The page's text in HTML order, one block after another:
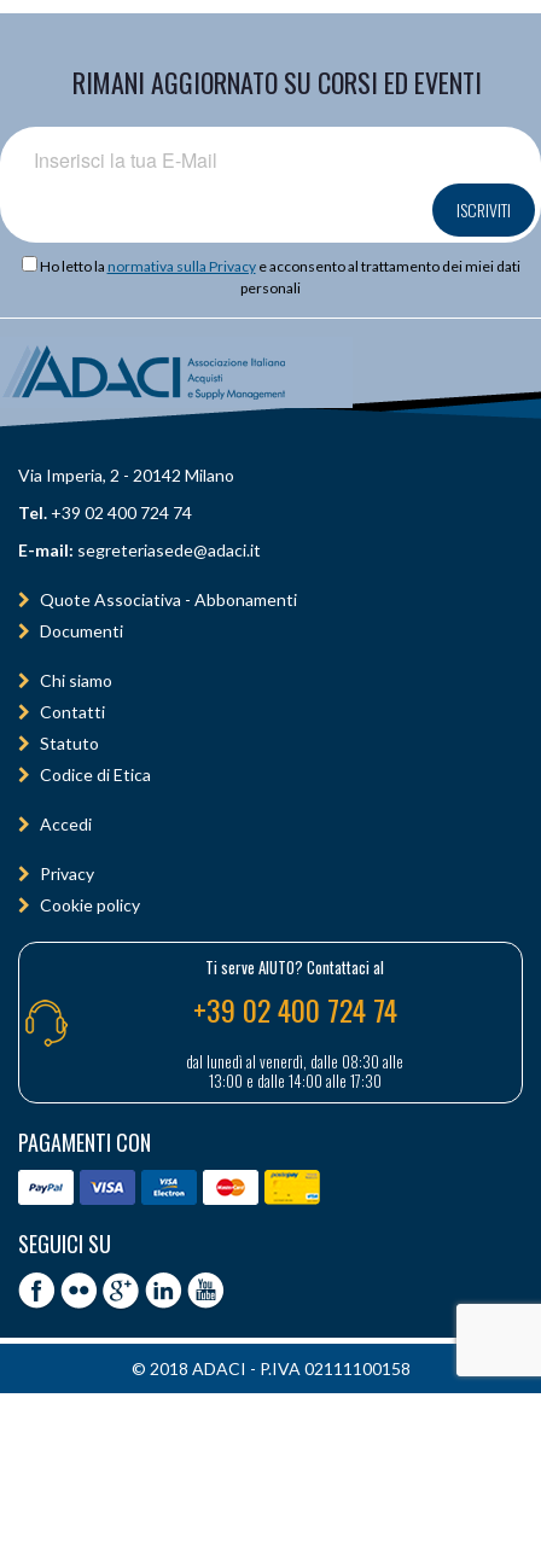
RIMANI AGGIORNATO SU CORSI ED EVENTI
ISCRIVITI
Ho letto la normativa sulla Privacye acconsento al trattamento dei miei dati
personali
Via Imperia, 2 - 20142 Milano
Tel. +39 02 400 724 74
E-mail: segreteriasede@adaci.it
Quote Associativa - Abbonamenti
Documenti
Chi siamo
Contatti
Statuto
Codice di Etica
Accedi
Privacy
Cookie policy
Ti serve AIUTO? Contattaci al
+39 02 400 724 74
dal lunedì al venerdì, dalle 08:30 alle
13:00 e dalle 14:00 alle 17:30
PAGAMENTI CON
SEGUICI SU
© 2018 ADACI - P.IVA 02111100158